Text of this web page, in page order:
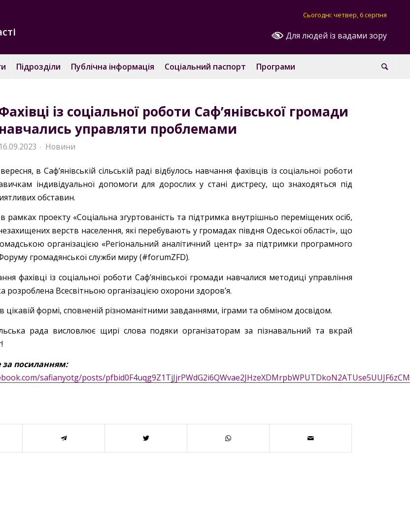
Для людей із вадами зору
Сьогодні: четвер, 6 серпня
Підрозділи Публічна інформація Соціальний паспорт Програми
із соціальної роботи Саф’янівської громади
навчались управляти проблемами
16.09.2023 · Новини
в Саф’янівській сільській раді відбулось навчання фахівців із соціальної роботи
індивідуальної допомоги для дорослих у стані дистресу, що знаходяться під
обставин.
рамках проекту «Соціальна згуртованість та підтримка внутрішньо переміщених осіб,
верств населення, які перебувають у громадах півдня Одеської області», що
організацією «Регіональний аналітичний центр» за підтримки програмного
Форуму громадянської служби миру (#forumZFD).
фахівці із соціальної роботи Саф’янівської громади навчалися методиці управління
розроблена Всесвітньою організацією охорони здоров’я.
цікавій формі, сповненій різноманітними завданнями, іграми та обміном досвідом.
рада висловлює щирі слова подяки організаторам за пізнавальний та вкрай
за посиланням:
safianyotg/posts/